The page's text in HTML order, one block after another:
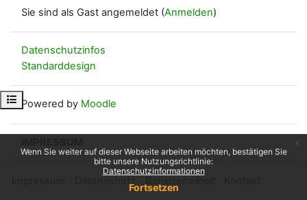
Wenn Sie weiter auf dieser Webseite arbeiten möchten, bestätigen Sie
bitte unsere Nutzungsrichtlinie:
Datenschutzinformationen
Fortsetzen
Kursindex öffnen
Sie sind als Gast angemeldet (Anmelden)
Datenschutzinfos
Standarddesign
Powered by Moodle
IMPRESSUM
Impressum Datenschutz Barrierefreiheit Kontakt